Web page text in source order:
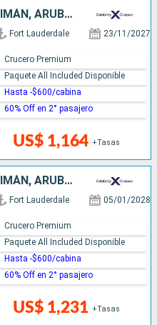
ESTADOS UNIDOS, ISLAS CAIMÁN, ARUBA, SANTA LUCIA
Fort Lauderdale 23/11/2027
US$ 1,164 +Tasas
Crucero Premium
Paquete All Included Disponible
Hasta -$600/cabina
60% Off en 2° pasajero
ESTADOS UNIDOS, ISLAS CAIMÁN, ARUBA, SANTA LUCIA, PUERTO RICO, REPÚBLICA DOMINICANA
Fort Lauderdale 05/01/2028
US$ 1,231 +Tasas
Crucero Premium
Paquete All Included Disponible
Hasta -$600/cabina
60% Off en 2° pasajero